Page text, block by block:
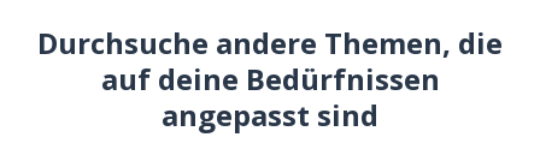
Durchsuche andere Themen, die
auf deine Bedürfnissen
angepasst sind